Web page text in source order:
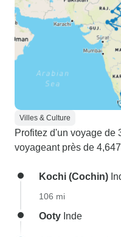
Villes & Culture
Profitez d'un voyage de
voyageant près de
Kochi (Cochin)
106 mi
Ooty Inde